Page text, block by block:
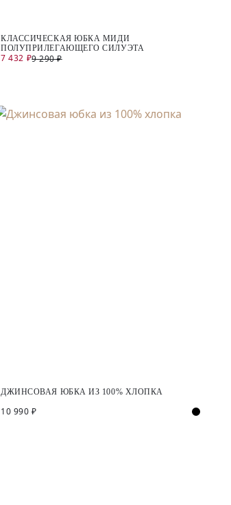
КЛАССИЧЕСКАЯ ЮБКА МИДИ
ПОЛУПРИЛЕГАЮЩЕГО СИЛУЭТА
7 432 ₽9 290 ₽
ДЖИНСОВАЯ ЮБКА ИЗ 100% ХЛОПКА
10 990 ₽